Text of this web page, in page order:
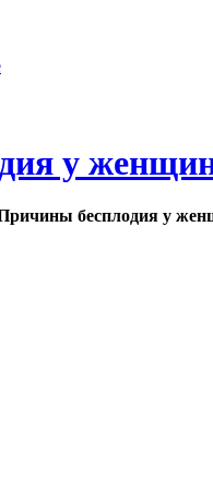
у
бесплодия у